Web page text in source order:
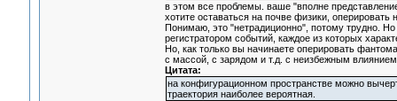
в этом все проблемы. ваше "вполне
хотите оставаться на почве физики,
Понимаю, это "нетрадиционно", потому трудно.
регистратором событий, каждое из которых
Но, как только вы начинаете оперировать
с массой, с зарядом и т.д. с неизбежным
Цитата:
на конфигурационном пространстве можно
траектория наиболее вероятная.